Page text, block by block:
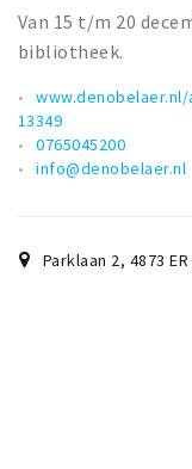
Inloggen
Van 15 t/m 20
bibliotheek.
13349
0765045200
info@denobelaer.nl
Parklaan 2, 4873 ER